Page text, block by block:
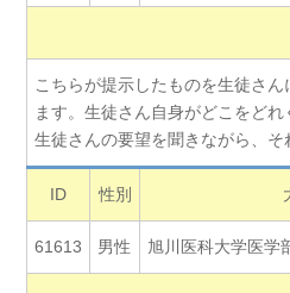
こちらが提示したものを生徒さ
ます。生徒さん自身がどこをど
生徒さんの要望を聞きながら、そ
ID 性別
61613 男性 旭川医科大学医学